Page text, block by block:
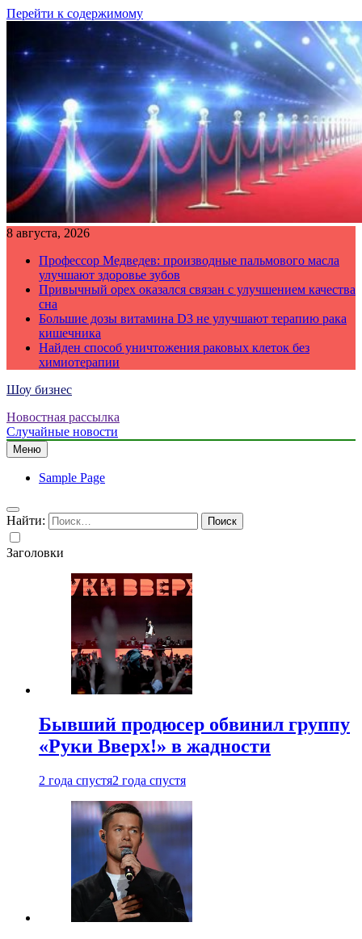
Перейти к содержимому
8 августа, 2026
Профессор Медведев: производные пальмового масла
улучшают здоровье зубов
Привычный орех оказался связан с улучшением качества
сна
Большие дозы витамина D3 не улучшают терапию рака
кишечника
Найден способ уничтожения раковых клеток без
химиотерапии
Шоу бизнес
Новостная рассылка
Случайные новости
Меню
Sample Page
Найти:
Заголовки
Бывший продюсер обвинил группу
«Руки Вверх!» в жадности
2 года спустя2 года спустя